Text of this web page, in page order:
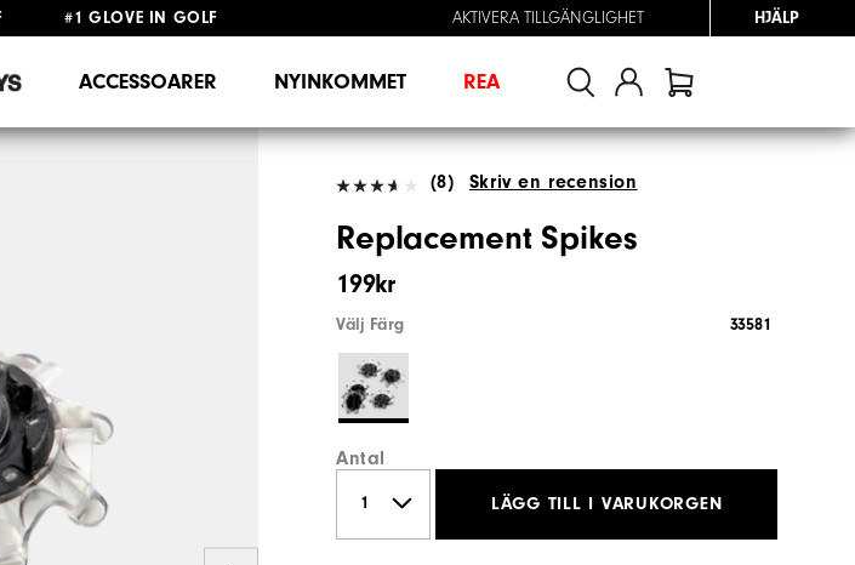
#1 GLOVE IN GOLF
AKTIVERA TILLGÄNGLIGHET HJÄLP
ACCESSOARER NYINKOMMET REA
(8) Skriv en recension
Replacement Spikes
199kr
Välj Färg 33581
Antal
LÄGG TILL I VARUKORGEN